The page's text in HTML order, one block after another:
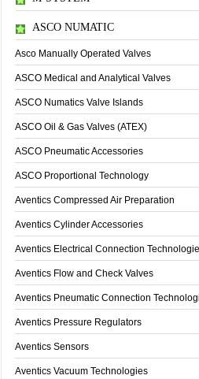
ASCO NUMATIC
Asco Manually Operated Valves
ASCO Medical and Analytical Valves
ASCO Numatics Valve Islands
ASCO Oil & Gas Valves (ATEX)
ASCO Pneumatic Accessories
ASCO Proportional Technology
Aventics Compressed Air Preparation
Aventics Cylinder Accessories
Aventics Electrical Connection
Aventics Flow and Check Valves
Aventics Pneumatic Connection
Aventics Pressure Regulators
Aventics Sensors
Aventics Vacuum Technologies